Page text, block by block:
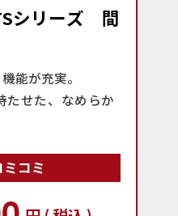
シリーズ 間
能が充実。
たせた、なめらか
コミ